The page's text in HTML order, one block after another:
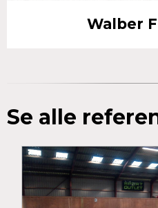
Walber
Se alle